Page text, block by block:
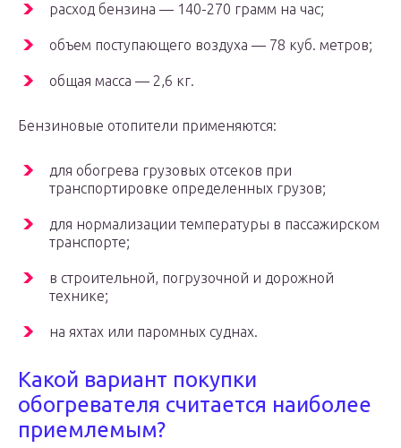
расход бензина — 140-270 грамм на час;
объем поступающего воздуха — 78 куб. метров;
общая масса — 2,6 кг.
Бензиновые отопители применяются:
для обогрева грузовых отсеков при
транспортировке определенных грузов;
для нормализации температуры в пассажирском
транспорте;
в строительной, погрузочной и дорожной
технике;
на яхтах или паромных суднах.
Какой вариант покупки
обогревателя считается наиболее
приемлемым?